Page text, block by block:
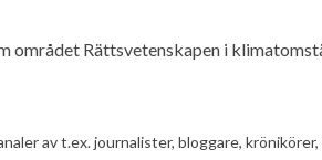
området Rättsvetenskapen i
av t.ex. journalister, bloggare,